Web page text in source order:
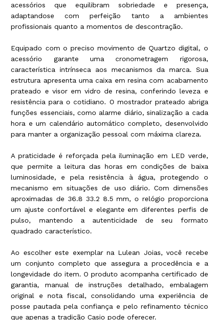
acessórios que equilibram sobriedade e presença,
adaptandose com perfeição tanto a ambientes
profissionais quanto a momentos de descontração.
Equipado com o preciso movimento de Quartzo digital, o
acessório garante uma cronometragem rigorosa,
característica intrínseca aos mecanismos da marca. Sua
estrutura apresenta uma caixa em resina com acabamento
prateado e visor em vidro de resina, conferindo leveza e
resistência para o cotidiano. O mostrador prateado abriga
funções essenciais, como alarme diário, sinalização a cada
hora e um calendário automático completo, desenvolvido
para manter a organização pessoal com máxima clareza.
A praticidade é reforçada pela iluminação em LED verde,
que permite a leitura das horas em condições de baixa
luminosidade, e pela resistência à água, protegendo o
mecanismo em situações de uso diário. Com dimensões
aproximadas de 36.8 33.2 8.5 mm, o relógio proporciona
um ajuste confortável e elegante em diferentes perfis de
pulso, mantendo a autenticidade de seu formato
quadrado característico.
Ao escolher este exemplar na Lulean Joias, você recebe
um conjunto completo que assegura a procedência e a
longevidade do item. O produto acompanha certificado de
garantia, manual de instruções detalhado, embalagem
original e nota fiscal, consolidando uma experiência de
posse pautada pela confiança e pelo refinamento técnico
que apenas a tradição Casio pode oferecer.